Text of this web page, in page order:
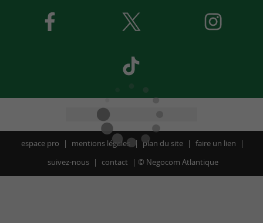
espace pro mentions légales plan du site
faire un lien
suivez-nous
contact © Negocom Atlantique